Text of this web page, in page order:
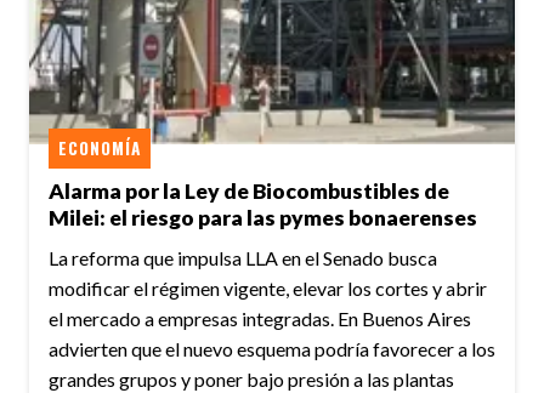
Alarma por la Ley de Biocombustibles de
Milei: el riesgo para las pymes bonaerenses
ECONOMÍA
La reforma que impulsa LLA en el Senado busca
modificar el régimen vigente, elevar los cortes y abrir
el mercado a empresas integradas. En Buenos Aires
advierten que el nuevo esquema podría favorecer a los
grandes grupos y poner bajo presión a las plantas